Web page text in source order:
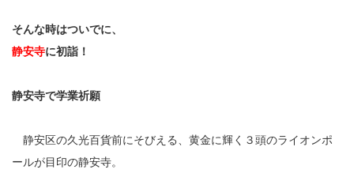
そんな時はついでに、
静安寺に初詣！
静安寺で学業祈願
静安区の久光百貨前にそびえる、黄金に輝く３頭のライオンポ
ールが目印の静安寺。